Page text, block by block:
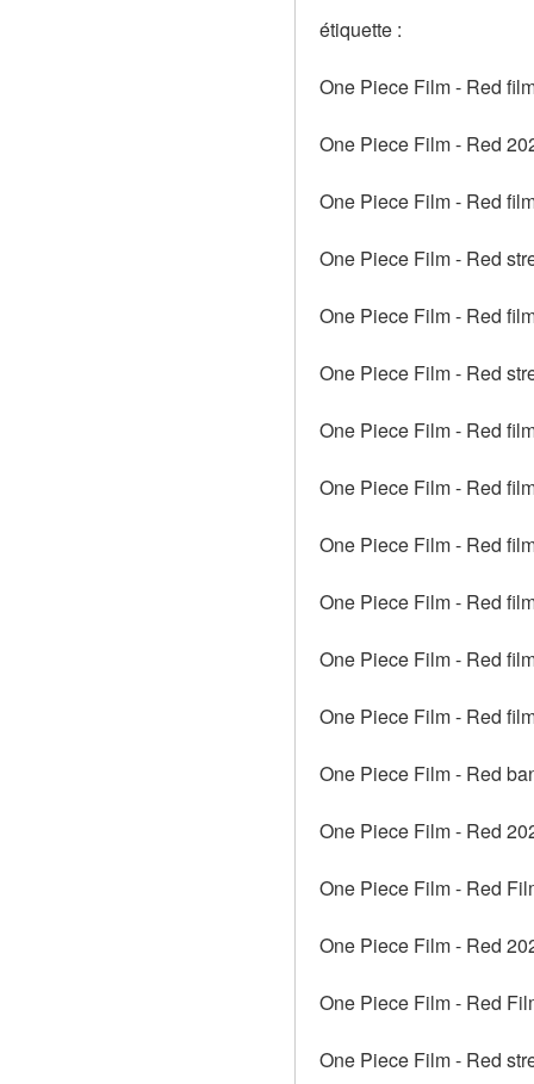
étiquette :
One Piece Film - Red
One Piece Film - Red
One Piece Film - Red
One Piece Film - Red
One Piece Film - Red
One Piece Film - Red
One Piece Film - Red
One Piece Film - Red
One Piece Film - Red
One Piece Film - Red
One Piece Film - Red
One Piece Film - Red
One Piece Film - Red
One Piece Film - Red
One Piece Film - Red
One Piece Film - Red
One Piece Film - Red
One Piece Film - Red